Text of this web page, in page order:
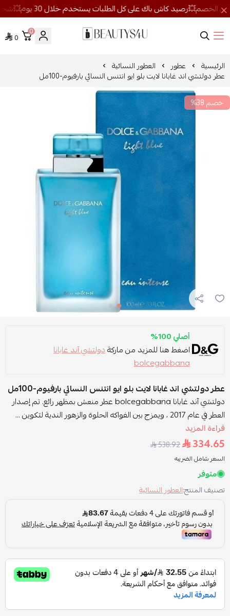
روائح الجمال
0
0
الرئيسية عطور العطور النسائية
عطر دولتشي اند غابانا لايت بلو ايو انتنس النسائي بارفيوم-100مل
خصم 38%
أصلي 100%
اضغط هنا للمزيد من ماركةدولتشي آند غابانا
bolcegabbana
عطر دولتشي اند غابانا لايت بلو ايو انتنس النسائي بارفيوم-100مل
دولتشي آند غابانا bolcegabbana عطر منعش بمظهر رائع. تم إصدار
العطر في عام 2017 ، ويمزج بين الفواكه الحلوة والزهور الندية لتكوين ...
قراءة المزيد
334.65
538.92
السعر شامل الضريبه
متوفر
تصنيف المنتج:العطور النسائية